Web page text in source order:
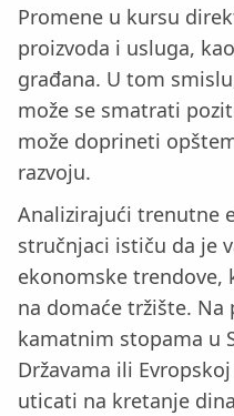
Promene u kursu
proizvoda i usluga,
građana. U tom
može se smatrati
može doprineti
razvoju.
Analizirajući trenutne
stručnjaci ističu da je
ekonomske
na domaće tržište. Na
kamatnim stopama u
Državama ili
uticati na kretanje